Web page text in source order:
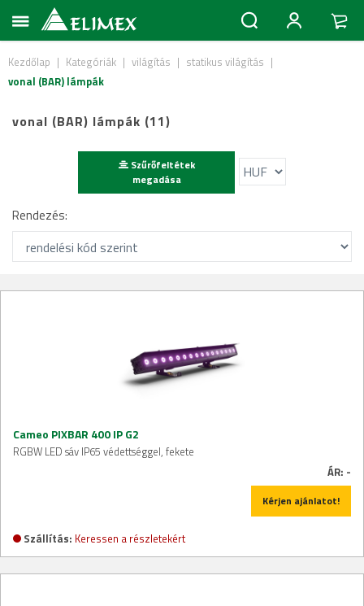
Kezdőlap | Kategóriák | világítás | statikus világítás |
vonal (BAR) lámpák
vonal (BAR) lámpák (11)
Szűrőfeltétek
megadása
Rendezés:
Cameo PIXBAR 400 IP G2
RGBW LED sáv IP65 védettséggel, fekete
ÁR: -
Kérjen ajánlatot!
Szállítás: Keressen a részletekért